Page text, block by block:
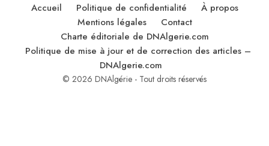
Accueil Politique de confidentialité
À propos
Mentions légales
Contact
Charte éditoriale de DNAlgerie.com
Politique de mise à jour et de correction des articles –
DNAlgerie.com
© 2026 DNAlgérie - Tout droits réservés